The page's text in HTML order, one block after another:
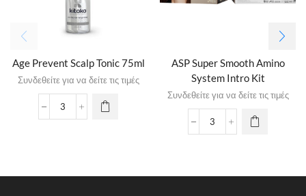
Age Prevent Scalp Tonic 75ml
Συνδεθείτε για να δείτε τις τιμές
ASP Super Smooth Amino
System Intro Kit
Συνδεθείτε για να δείτε τις τιμές